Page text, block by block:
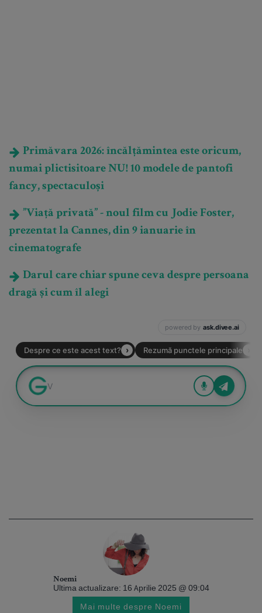
Primăvara 2026: încălțămintea este oricum,
numai plictisitoare NU! 10 modele de pantofi
fancy, spectaculoși
”Viață privată” - noul film cu Jodie Foster,
prezentat la Cannes, din 9 ianuarie în
cinematografe
Darul care chiar spune ceva despre persoana
dragă și cum îl alegi
Noemi
Ultima actualizare: 16 Aprilie 2025 @ 09:04
Mai multe despre Noemi